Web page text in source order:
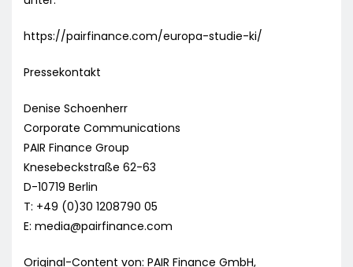
https://pairfinance.com/europa-studie-ki/
Pressekontakt
Denise Schoenherr
Corporate Communications
PAIR Finance Group
Knesebeckstraße 62-63
D-10719 Berlin
T: +49 (0)30 1208790 05
E: media@pairfinance.com
Original-Content von: PAIR Finance GmbH,